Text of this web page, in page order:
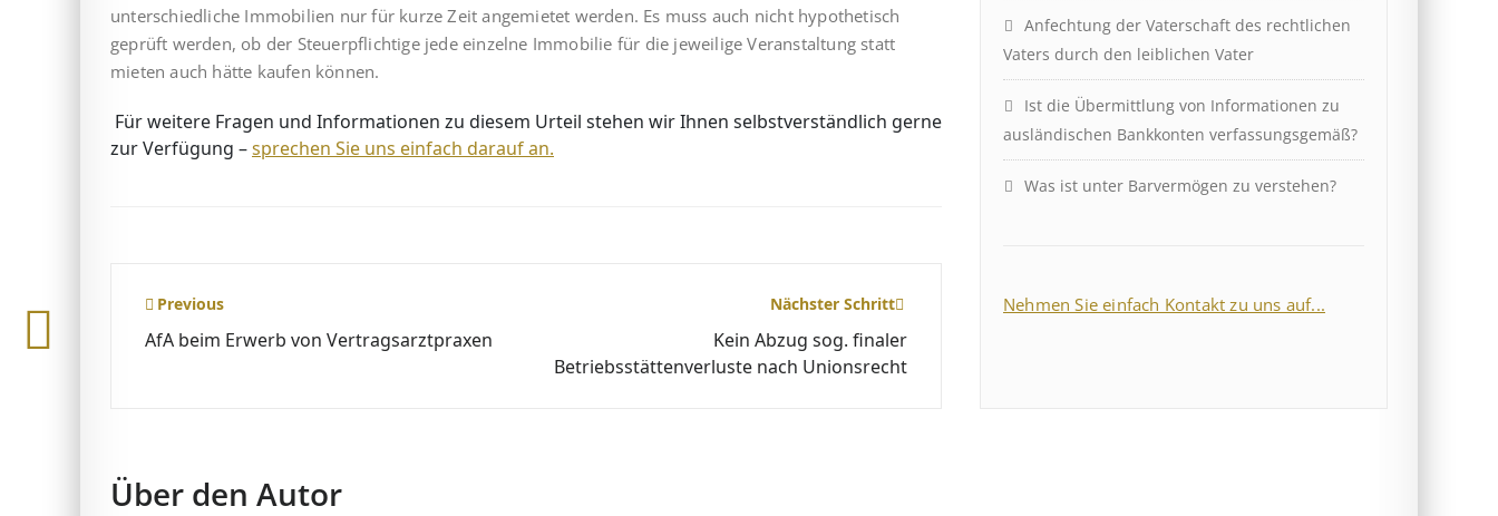
unterschiedliche Immobilien nur für kurze Zeit angemietet werden. Es muss auch nicht hypothetisch
geprüft werden, ob der Steuerpflichtige jede einzelne Immobilie für die jeweilige Veranstaltung statt
mieten auch hätte kaufen können.
Für weitere Fragen und Informationen zu diesem Urteil stehen wir Ihnen selbstverständlich gerne
zur Verfügung –sprechen Sie uns einfach darauf an.
Beitragsnavigation
Previous
AfA beim Erwerb von Vertragsarztpraxen
Nächster Schritt
Kein Abzug sog. finaler
Betriebsstättenverluste nach Unionsrecht
Über den Autor
Anfechtung der Vaterschaft des rechtlichen
Vaters durch den leiblichen Vater
Ist die Über­mitt­lung von In­for­mat­ion­en zu
aus­länd­isch­en Bank­kont­en ver­fass­ungs­ge­mäß?
Was ist unter Barvermögen zu verstehen?
Nehmen Sie einfach Kontakt zu uns auf...